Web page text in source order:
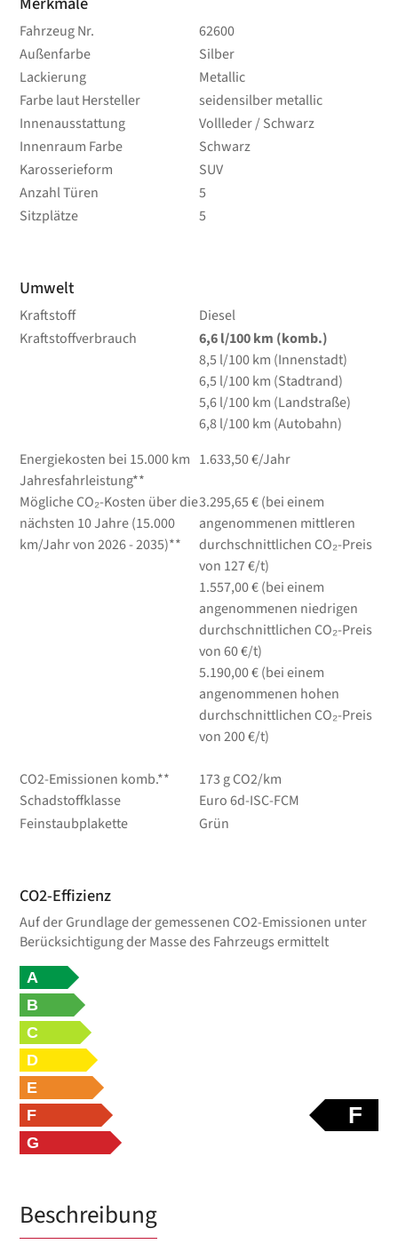
Fahrzeug Nr.
62600
Außenfarbe
Silber
Lackierung
Metallic
Farbe laut Hersteller
seidensilber metallic
Innenausstattung
Vollleder / Schwarz
Innenraum Farbe
Schwarz
Karosserieform
SUV
Anzahl Türen
5
Sitzplätze
5
Umwelt
Kraftstoff
Diesel
Kraftstoffverbrauch
6,6l/100 km (komb.)
8,5 l/100 km (Innenstadt)
6,5 l/100 km (Stadtrand)
5,6l/100 km (Landstraße)
6,8l/100 km (Autobahn)
Energiekosten bei 15.000 km
Jahresfahrleistung**
1.633,50 €/Jahr
Mögliche CO₂-Kosten über die
nächsten 10 Jahre (15.000
km/Jahr von 2026 - 2035)**
3.295,65 € (bei einem
angenommenen mittleren
durchschnittlichen CO₂-Preis
von 127 €/t)
1.557,00 € (bei einem
angenommenen niedrigen
durchschnittlichen CO₂-Preis
von 60 €/t)
5.190,00 € (bei einem
angenommenen hohen
durchschnittlichen CO₂-Preis
von 200 €/t)
CO2-Emissionen komb.**
173 g CO2/km
Schadstoffklasse
Euro 6d-ISC-FCM
Feinstaubplakette
Grün
CO2-Effizienz
Auf der Grundlage der gemessenen CO2-Emissionen unter
Berücksichtigung der Masse des Fahrzeugs ermittelt
F
A
B
C
D
E
F
G
Beschreibung